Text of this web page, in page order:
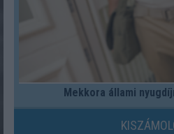
Mekkora állami